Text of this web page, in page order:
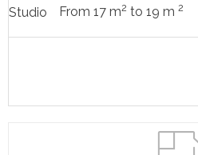
Studio From 17 m2 to 19 m 2